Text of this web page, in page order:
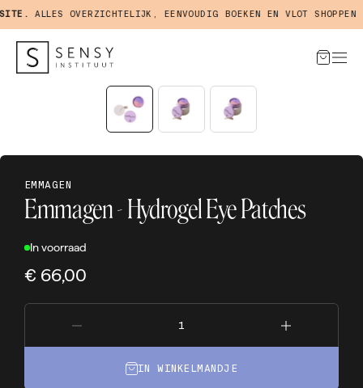
ALLES OVERZICHTELIJK, EENVOUDIG BOEKEN EN VLOT SHOPPEN IN
EMMAGEN
Emmagen - Hydrogel Eye Patches
In voorraad
€ 66,00
IN WINKELMANDJE